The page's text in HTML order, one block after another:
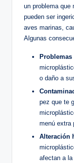
un problema que
pueden ser
aves marinas,
Algunas
o daño a
pez que te
menú extra
Alteración
afectan a